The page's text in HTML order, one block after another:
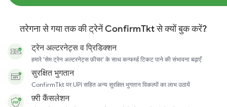
तरेगना से गया तक की ट्रेनें ConfirmTkt से क्यों बुक करें?
ट्रेन अल्टरनेट्स व प्रिडिक्शन
हमारे 'सेम ट्रेन अल्टरनेट्स फ़ीचर' के साथ कन्फर्म्ड टिकट पाने की संभावना बढ़ाएँ
सुरक्षित भुगतान
ConfirmTkt पर UPI सहित अन्य सुरक्षित भुगतान विकल्पों का लाभ उठायें
फ़्री कैंसलेशन